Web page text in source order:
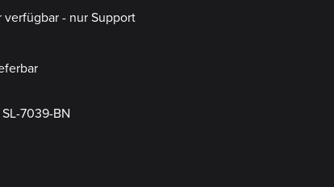
- nur Support
SL-7039-BN